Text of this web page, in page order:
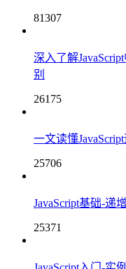
81307
深入了解
别
26175
一文读懂
25706
JavaScript基础-递
25371